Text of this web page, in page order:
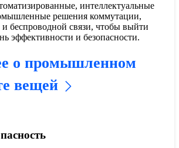
интеллектуальные
решения коммутации,
беспроводной связи, чтобы выйти
эффективности и безопасности.
о промышленном
вещей